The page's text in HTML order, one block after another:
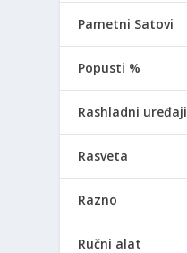
Pametni Satovi
Popusti %
Rashladni uređaji
Rasveta
Razno
Ručni alat